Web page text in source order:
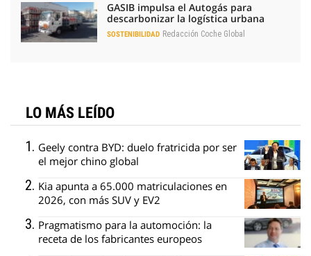
GASIB impulsa el Autogás para
descarbonizar la logística urbana
SOSTENIBILIDAD Redacción Coche Global
LO MÁS LEÍDO
Geely contra BYD: duelo fratricida por ser
el mejor chino global
Kia apunta a 65.000 matriculaciones en
2026, con más SUV y EV2
Pragmatismo para la automoción: la
receta de los fabricantes europeos